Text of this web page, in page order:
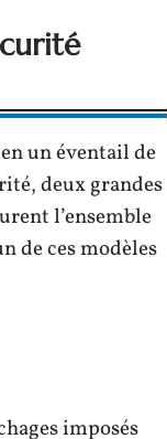
un éventail de
deux grandes
l’ensemble
de ces modèles
imposés